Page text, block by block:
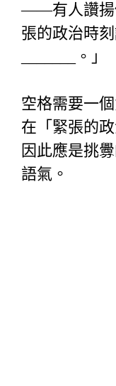
——有人讚揚
張的政治時
_______。」
空格需要一
在「緊張的
因此應是挑
語氣。